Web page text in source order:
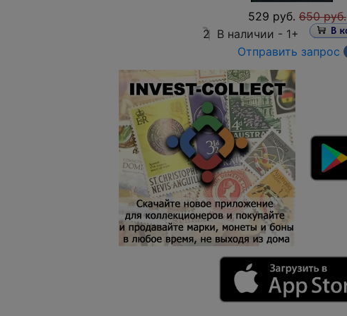
529 руб. 650 руб.
2 В наличии - 1+
Отправить запрос